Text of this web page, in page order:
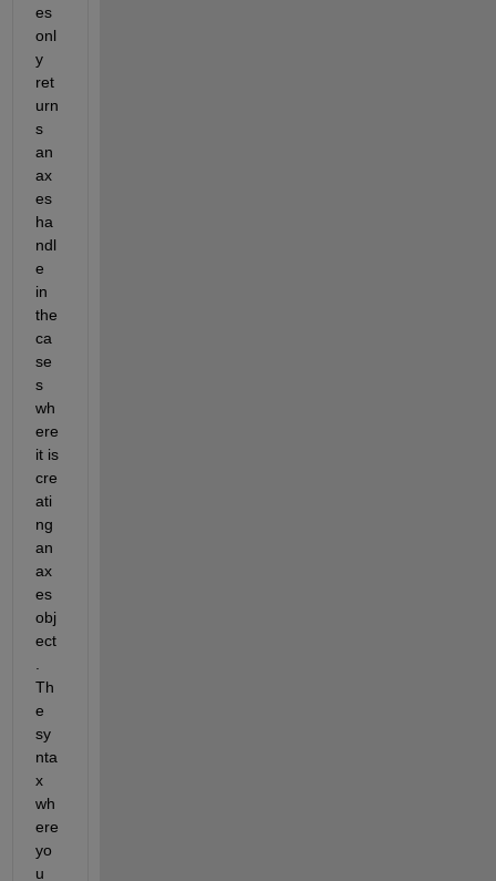
es
onl
y
ret
urn
s
an
ax
es
ha
ndl
e
in
the
ca
se
s
wh
ere
it is
cre
ati
ng
an
ax
es
obj
ect
Th
e
sy
nta
x
wh
ere
yo
u